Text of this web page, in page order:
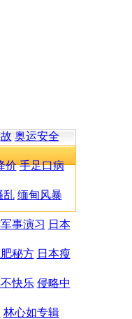
奥运安全
价 手足口病
乱 缅甸风暴
事演习 日本
秘方 日本瘦
快乐 侵略中
林心如专辑